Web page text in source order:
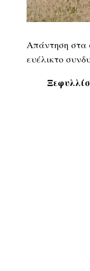
Απάντηση στα
ευέλικτο